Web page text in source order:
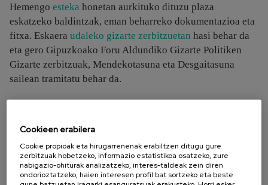
Hemengo esteka honetan aurkituko dituzu plaza
eskatzeko baldintzak, eman beharreko dokumentazioa eta
fitxa. Eskaera udaleko gizarte zerbitzuetan hasi behar da
eta gero Gipuzkoako Foru Aldundiko Gizarte Politiken
Gizarte zerbitzuak, Mendekotasuna eta Desgaitasuna
sailean tramitatu behar da.
ARAUTEGIA
Zerbitzura sarbidea:
Decreto Foral 7/2015, martxoaren 24koak, erregulatzen du
Cookieen erabilera
Cookie propioak eta hirugarrenenak erabiltzen ditugu gure
zerbitzuak hobetzeko, informazio estatistikoa osatzeko, zure
nabigazio-ohiturak analizatzeko, interes-taldeak zein diren
ondorioztatzeko, haien interesen profil bat sortzeko eta beste